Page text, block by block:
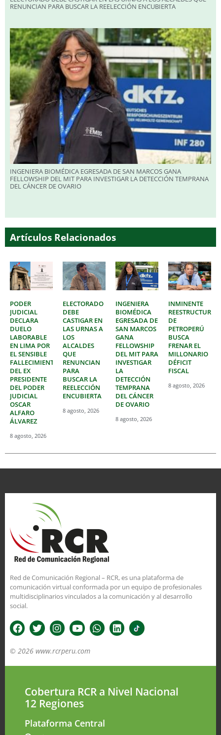
RENUNCIAN PARA BUSCAR LA REELECCIÓN ENCUBIERTA
INGENIERA BIOMÉDICA EGRESADA DE SAN MARCOS GANA
FELLOWSHIP DEL MIT PARA INVESTIGAR LA DETECCIÓN TEMPRANA
DEL CÁNCER DE OVARIO
Artículos Relacionados
PODER
JUDICIAL
DECLARA
DUELO
LABORABLE
EN LIMA POR
EL SENSIBLE
FALLECIMIENTO
DEL EX
PRESIDENTE
DEL PODER
JUDICIAL
OSCAR
ALFARO
ÁLVAREZ
8 agosto, 2026
ELECTORADO
DEBE
CASTIGAR EN
LAS URNAS A
LOS
ALCALDES
QUE
RENUNCIAN
PARA
BUSCAR LA
REELECCIÓN
ENCUBIERTA
8 agosto, 2026
INGENIERA
BIOMÉDICA
EGRESADA DE
SAN MARCOS
GANA
FELLOWSHIP
DEL MIT PARA
INVESTIGAR
LA
DETECCIÓN
TEMPRANA
DEL CÁNCER
DE OVARIO
8 agosto, 2026
INMINENTE
DE
PETROPERÚ
BUSCA
FRENAR EL
MILLONARIO
DÉFICIT
FISCAL
8 agosto, 2026
Red de Comunicación Regional – RCR, es una plataforma de
comunicación virtual conformada por un equipo de profesionales
multidisciplinarios vinculados a la comunicación y al desarrollo
social.
© 2026 www.rcrperu.com
Cobertura RCR a Nivel Nacional
12 Regiones
Plataforma Central